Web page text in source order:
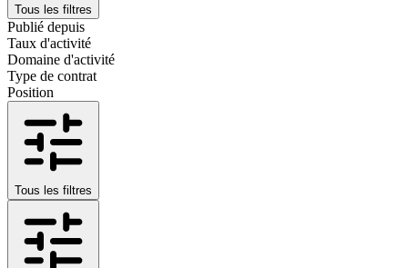
Tous les filtres
Publié depuis
Taux d'activité
Domaine d'activité
Type de contrat
Position
Tous les filtres